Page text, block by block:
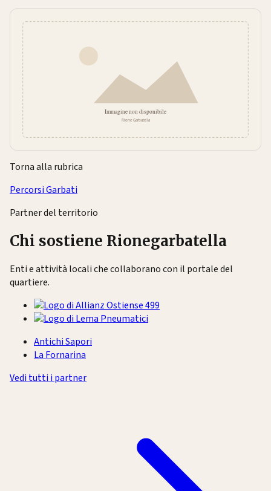
Torna alla rubrica
Percorsi Garbati
Partner del territorio
Chi sostiene Rionegarbatella
Enti e attività locali che collaborano con il portale del
quartiere.
Antichi Sapori
La Fornarina
Vedi tutti i partner